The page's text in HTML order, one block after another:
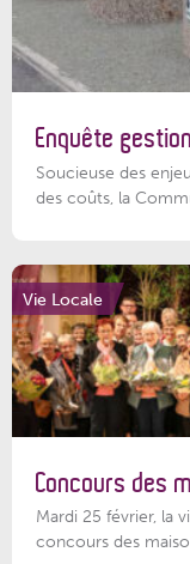
Enquête
Soucieuse des
des coûts, la
Vie Locale
Concours des
Mardi 25 février, la
concours des